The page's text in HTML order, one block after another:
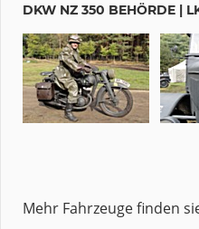
DKW NZ 350 BEHÖRDE |
Mehr Fahrzeuge finden